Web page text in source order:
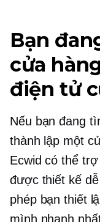
Bạn
cửa
điện tử
Nếu bạn đang
thành lập một
Ecwid có thể
được thiết kế
phép bạn thiết
mình nhanh